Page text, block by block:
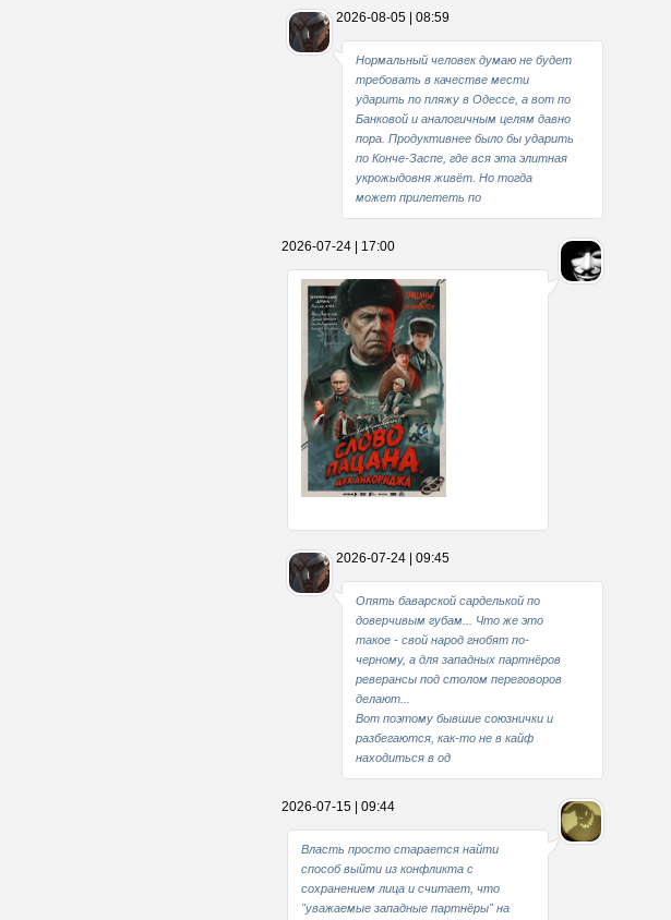
2026-08-05 | 08:59
Нормальный человек думаю не будет
требовать в качестве мести
ударить по пляжу в Одессе, а вот по
Банковой и аналогичным целям давно
пора. Продуктивнее было бы ударить
по Конче-Заспе, где вся эта элитная
укрожыдовня живёт. Но тогда
может прилететь по
2026-07-24 | 17:00
В свое время
2026-07-24 | 09:45
Опять баварской сарделькой по
доверчивым губам... Что же это
такое - свой народ гнобят по-
черному, а для западных партнёров
реверансы под столом переговоров
делают...
Вот поэтому бывшие союзнички и
разбегаются, как-то не в кайф
находиться в од
2026-07-15 | 09:44
Власть просто старается найти
способ выйти из конфликта с
сохранением лица и считает, что
"уважаемые западные партнёры" на